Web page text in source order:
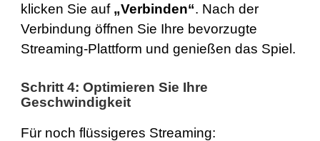
klicken Sie auf „Verbinden“. Nach der
Verbindung öffnen Sie Ihre bevorzugte
Streaming-Plattform und genießen das Spiel.
Schritt 4: Optimieren Sie Ihre
Geschwindigkeit
Für noch flüssigeres Streaming: